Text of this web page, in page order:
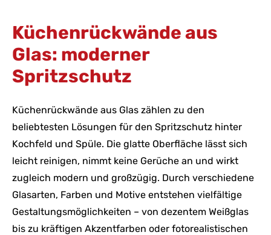
Küchenrückwände aus
Glas: moderner
Spritzschutz
Küchenrückwände aus Glas zählen zu den
beliebtesten Lösungen für den Spritzschutz hinter
Kochfeld und Spüle. Die glatte Oberfläche lässt sich
leicht reinigen, nimmt keine Gerüche an und wirkt
zugleich modern und großzügig. Durch verschiedene
Glasarten, Farben und Motive entstehen vielfältige
Gestaltungsmöglichkeiten – von dezentem Weißglas
bis zu kräftigen Akzentfarben oder fotorealistischen